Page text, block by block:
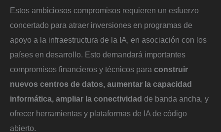
Estos ambiciosos compromisos requieren un esfuerzo
concertado para atraer inversiones en programas de
apoyo a la infraestructura de la IA, en asociación con los
países en desarrollo. Esto demandará importantes
compromisos financieros y técnicos para construir
nuevos centros de datos, aumentar la capacidad
informática, ampliar la conectividad de banda ancha, y
ofrecer herramientas y plataformas de IA de código
abierto.